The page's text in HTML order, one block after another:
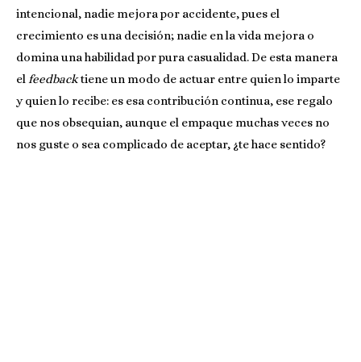
intencional, nadie mejora por accidente, pues el
crecimiento es una decisión; nadie en la vida mejora o
domina una habilidad por pura casualidad. De esta manera
el feedbacktiene un modo de actuar entre quien lo imparte
y quien lo recibe: es esa contribución continua, ese regalo
que nos obsequian, aunque el empaque muchas veces no
nos guste o sea complicado de aceptar, ¿te hace sentido?